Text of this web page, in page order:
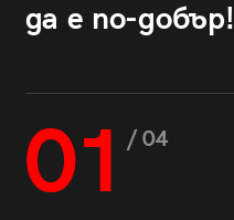
да е по-добър!
01 / 04